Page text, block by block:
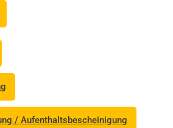
/ Aufenthaltsbescheinigung